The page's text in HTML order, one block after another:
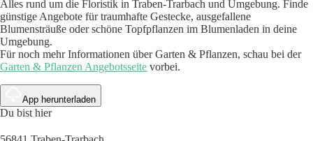
Alles rund um die Floristik in Traben-Trarbach und Umgebung. Finde
günstige Angebote für traumhafte Gestecke, ausgefallene
Blumensträuße oder schöne Topfpflanzen im Blumenladen in deine
Umgebung.
Für noch mehr Informationen über Garten & Pflanzen, schau bei der
Garten & Pflanzen Angebotsseite vorbei.
App herunterladen
Du bist hier